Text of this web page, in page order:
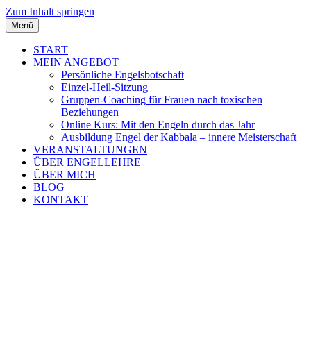
Zum Inhalt springen
Menü
START
MEIN ANGEBOT
Persönliche Engelsbotschaft
Einzel-Heil-Sitzung
Gruppen-Coaching für Frauen nach toxischen
Beziehungen
Online Kurs: Mit den Engeln durch das Jahr
Ausbildung Engel der Kabbala – innere Meisterschaft
VERANSTALTUNGEN
ÜBER ENGELLEHRE
ÜBER MICH
BLOG
KONTAKT